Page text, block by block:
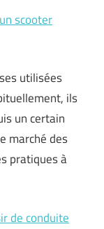
scooter
utilisées
ils
un certain
marché des
pratiques à
de conduite